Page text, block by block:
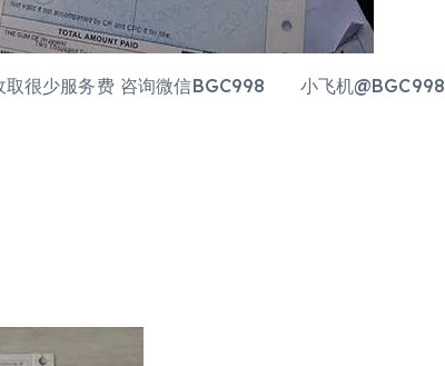
取很少服务费 咨询微信BGC998 小飞机@BGC998